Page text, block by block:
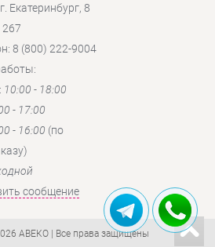
Екатеринбург, 8
8 (800) 222-9004
10:00 - 18:00
- 17:00
- 16:00 (по
сообщение
АВЕКО | Все права защищены